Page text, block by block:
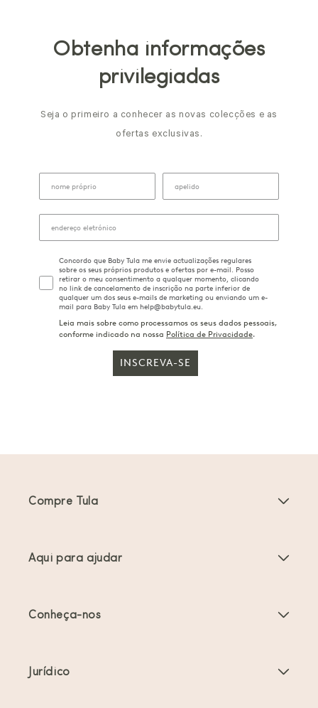
Obtenha informações
privilegiadas
Seja o primeiro a conhecer as novas colecções e as
ofertas exclusivas.
Concordo que Baby Tula me envie actualizações regulares
sobre os seus próprios produtos e ofertas por e-mail. Posso
retirar o meu consentimento a qualquer momento, clicando
no link de cancelamento de inscrição na parte inferior de
qualquer um dos seus e-mails de marketing ou enviando um e-
mail para Baby Tula em help@babytula.eu.
Leia mais sobre como processamos os seus dados pessoais,
conforme indicado na nossa Política de Privacidade.
INSCREVA-SE
Compre Tula
Ofertas e promoções
Aqui para ajudar
Conheça-nos
Jurídico